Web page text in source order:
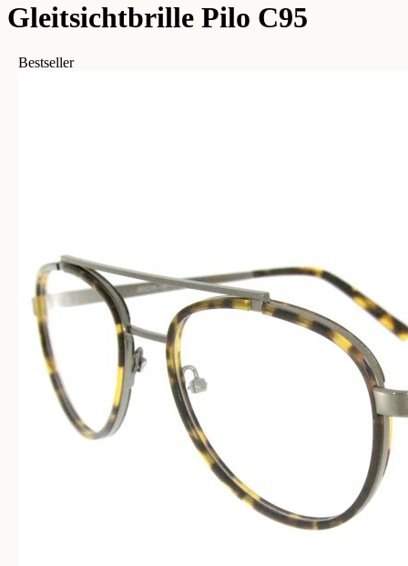
Gleitsichtbrille Pilo C95
Bestseller